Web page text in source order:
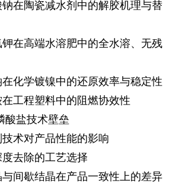
在陶瓷减水剂中的解胶机理与替
在高端水溶肥中的全水溶、无残
化学镀镍中的还原效率与稳定性
工程塑料中的阻燃协效性
酸盐技术壁垒
术对产品性能的影响
去除的工艺选择
间歇结晶在产品一致性上的差异